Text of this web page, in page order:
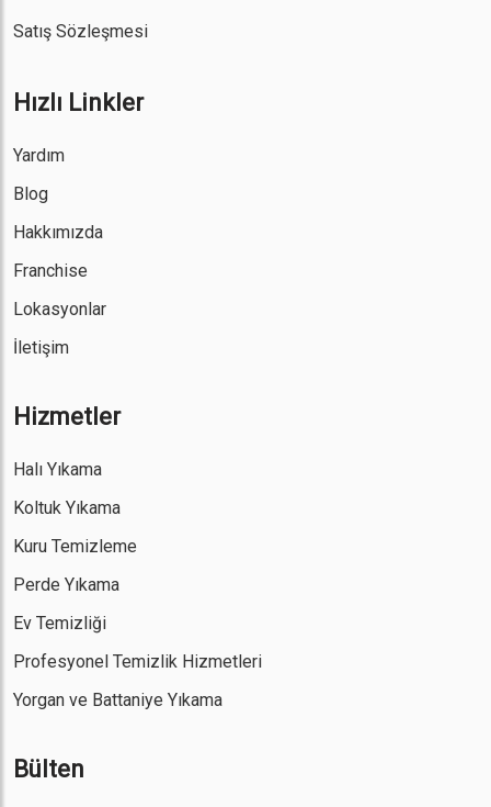
Satış Sözleşmesi
Hızlı Linkler
Yardım
Blog
Hakkımızda
Franchise
Lokasyonlar
İletişim
Hizmetler
Halı Yıkama
Koltuk Yıkama
Kuru Temizleme
Perde Yıkama
Ev Temizliği
Profesyonel Temizlik Hizmetleri
Yorgan ve Battaniye Yıkama
Bülten